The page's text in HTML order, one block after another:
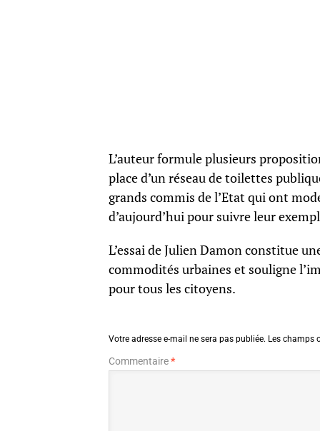
L’auteur formule plusieurs
place d’un réseau de toilettes
grands commis de l’Etat qui ont
d’aujourd’hui pour suivre leur
L’essai de Julien Damon constitue
commodités urbaines et souligne
pour tous les citoyens.
Votre adresse e-mail ne sera pas publiée. Les champs
Commentaire*